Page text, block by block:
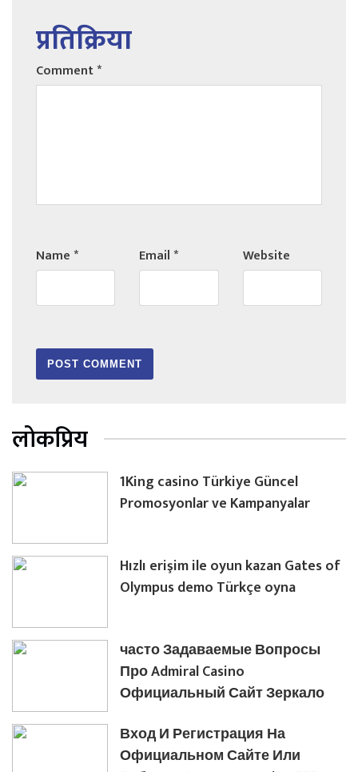
प्रतिक्रिया
Comment*
Name* Email* Website
लोकप्रिय
1King casino Türkiye Güncel
Promosyonlar ve Kampanyalar
Hızlı erişim ile oyun kazan Gates of
Olympus demo Türkçe oyna
часто Задаваемые Вопросы
Про Admiral Casino
Официальный Сайт Зеркало
Вход И Регистрация На
Официальном Сайте Или